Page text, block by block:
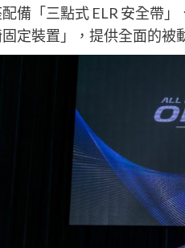
備「三點式 ELR 安全帶
定裝置」，提供全面的被